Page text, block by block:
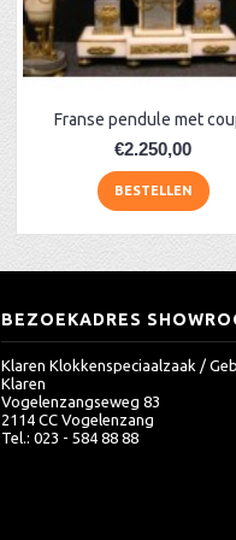
Franse pendule met
€2.250,00
BESTELLEN
BEZOEKADRES
Klaren Klokkenspeciaalzaak /
Klaren
Vogelenzangseweg 83
2114 CC Vogelenzang
Tel.: 023 - 584 88 88